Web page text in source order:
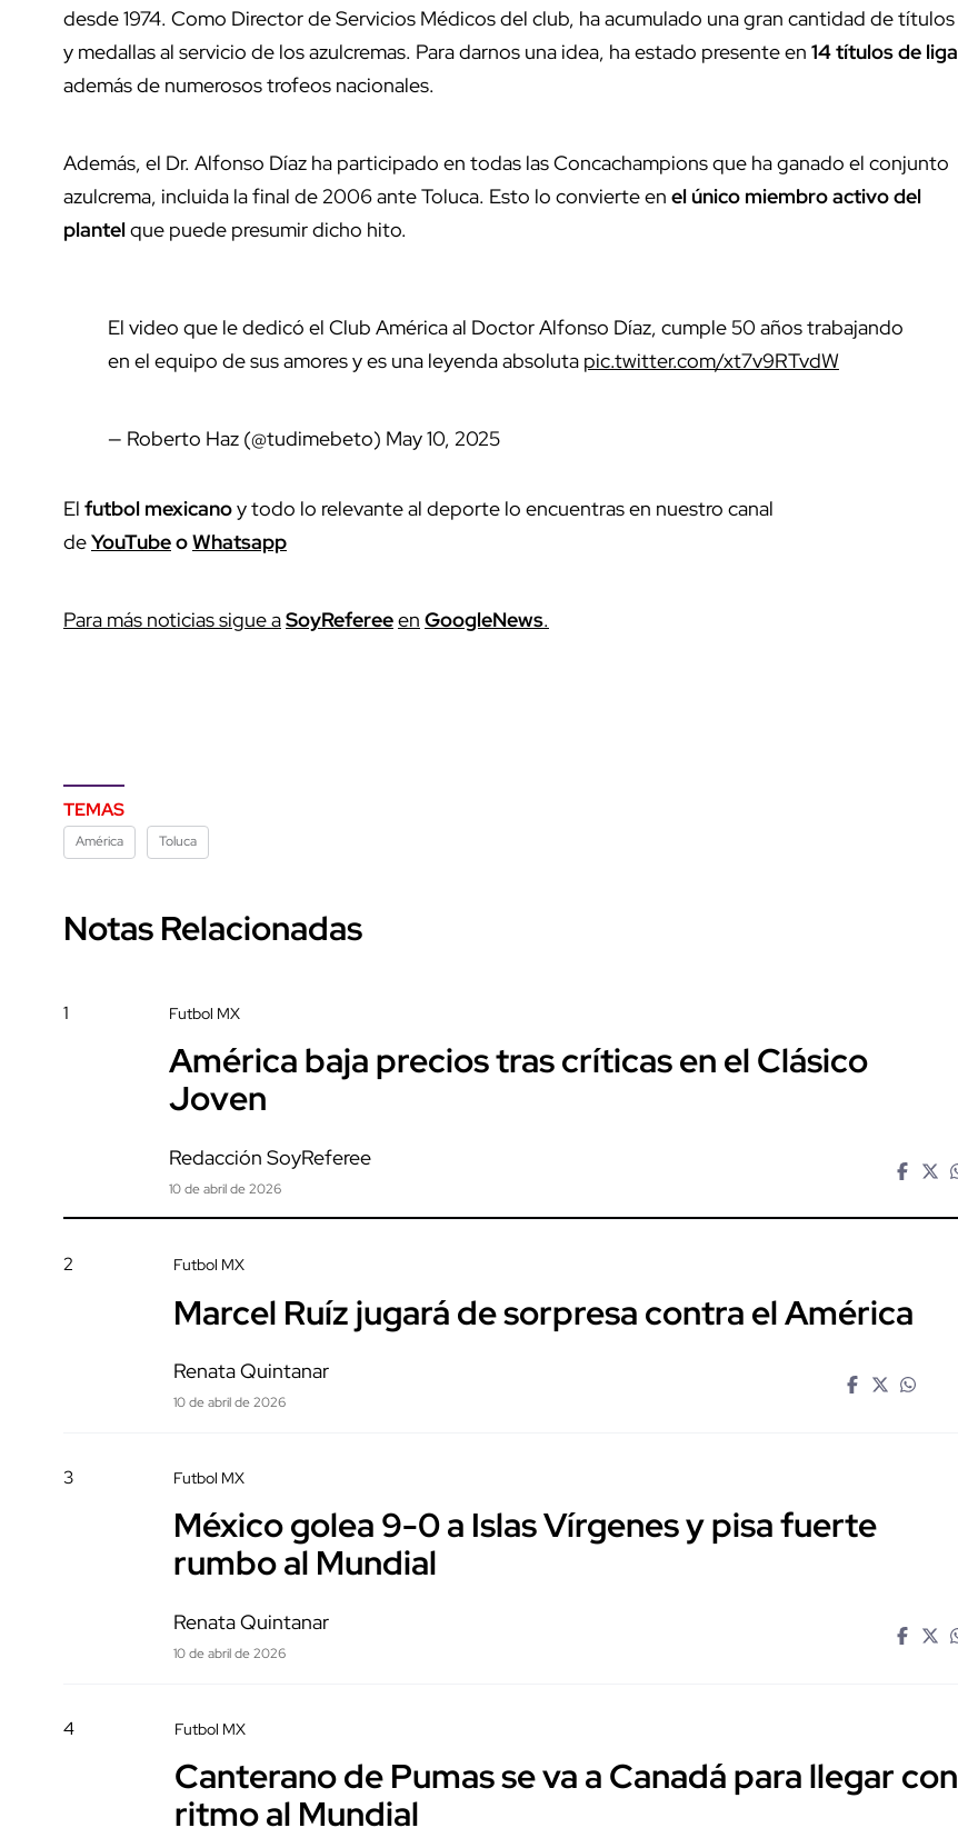
desde 1974. Como Director de Servicios Médicos del club, ha acumulado una gran cantidad de títulos
y medallas al servicio de los azulcremas. Para darnos una idea, ha estado presente en 14 títulos de liga
además de numerosos trofeos nacionales.
Además, el Dr. Alfonso Díaz ha participado en todas las Concachampions que ha ganado el conjunto
azulcrema, incluida la final de 2006 ante Toluca. Esto lo convierte en el único miembro activo del
plantelque puede presumir dicho hito.
El video que le dedicó el Club América al Doctor Alfonso Díaz, cumple 50 años trabajando
en el equipo de sus amores y es una leyenda absoluta pic.twitter.com/xt7v9RTvdW
— Roberto Haz (@tudimebeto) May 10, 2025
El futbol mexicanoy todo lo relevante al deporte lo encuentras en nuestro canal
deYouTubeoWhatsapp
Para más noticias sigue aSoyRefereeen GoogleNews.
TEMAS
América Toluca
Notas Relacionadas
1 Futbol MX
América baja precios tras críticas en el Clásico
Joven
Redacción SoyReferee
10 de abril de 2026
2 Futbol MX
Marcel Ruíz jugará de sorpresa contra el América
Renata Quintanar
10 de abril de 2026
3 Futbol MX
México golea 9-0 a Islas Vírgenes y pisa fuerte
rumbo al Mundial
Renata Quintanar
10 de abril de 2026
4 Futbol MX
Canterano de Pumas se va a Canadá para llegar con
ritmo al Mundial